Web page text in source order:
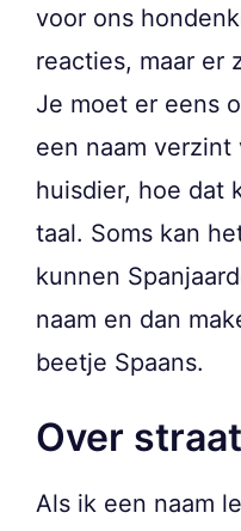
voor ons
reacties, maar er
Je moet er eens
een naam
huisdier, hoe dat
taal. Soms kan
kunnen
naam en dan
beetje Spaans.
Over
Als ik een naam